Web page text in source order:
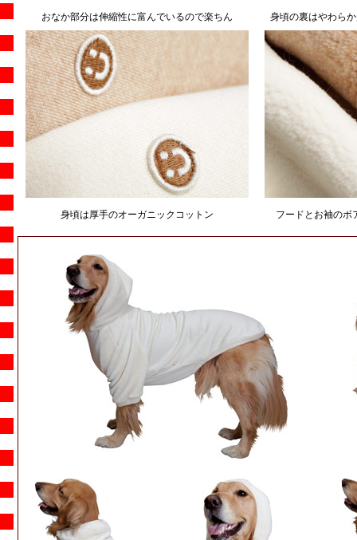
おなか部分は伸縮性に富んでいるので楽ちん 身頃の裏はやわら
身頃は厚手のオーガニックコットン フードとお袖のボ